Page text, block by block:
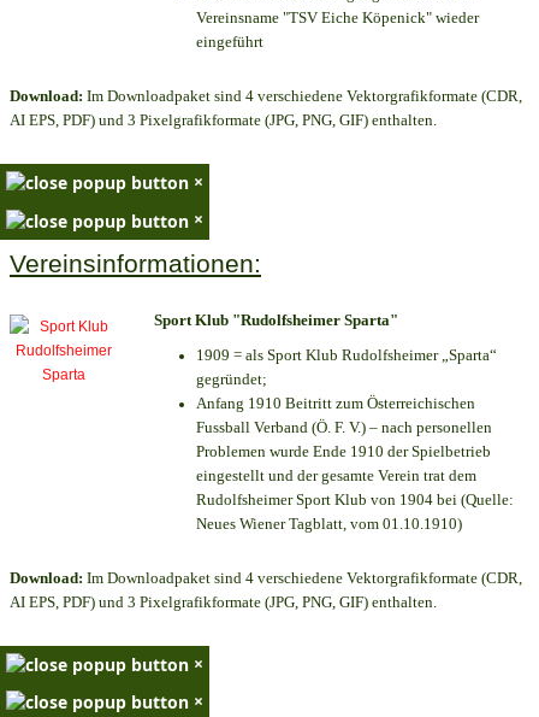
Vereinsname "TSV Eiche Köpenick" wieder
eingeführt
Download: Im Downloadpaket sind 4 verschiedene Vektorgrafikformate (CDR,
AI EPS, PDF) und 3 Pixelgrafikformate (JPG, PNG, GIF) enthalten.
×
×
Vereinsinformationen:
Sport Klub "Rudolfsheimer Sparta"
1909 = als Sport Klub Rudolfsheimer „Sparta“
gegründet;
Anfang 1910 Beitritt zum Österreichischen
Fussball Verband (Ö. F. V.) – nach personellen
Problemen wurde Ende 1910 der Spielbetrieb
eingestellt und der gesamte Verein trat dem
Rudolfsheimer Sport Klub von 1904 bei (Quelle:
Neues Wiener Tagblatt, vom 01.10.1910)
Download: Im Downloadpaket sind 4 verschiedene Vektorgrafikformate (CDR,
AI EPS, PDF) und 3 Pixelgrafikformate (JPG, PNG, GIF) enthalten.
×
×